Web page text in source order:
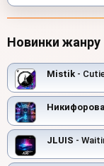
Новинки жанру
Mistik -
JLUIS -